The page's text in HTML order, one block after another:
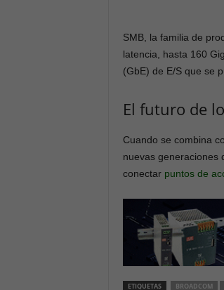
SMB, la familia de
latencia, hasta 160
(GbE) de E/S que se
El futuro de
Cuando se combina
nuevas generaciones
conectar puntos de
ETIQUETAS BROADCOM